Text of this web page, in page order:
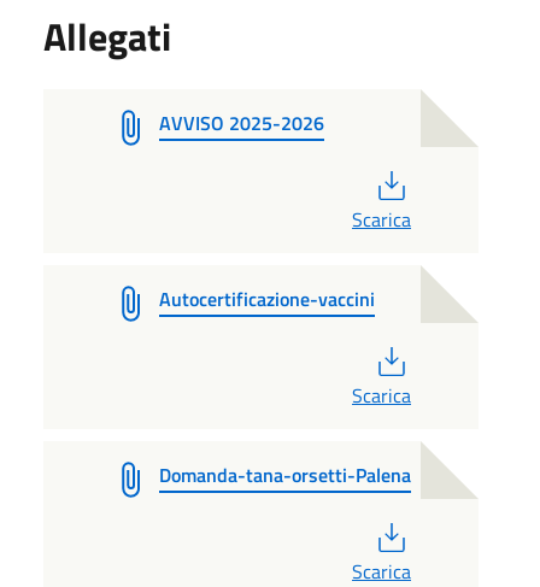
Allegati
AVVISO 2025-2026
Scarica
Autocertificazione-vaccini
Scarica
Domanda-tana-orsetti-Palena
Scarica